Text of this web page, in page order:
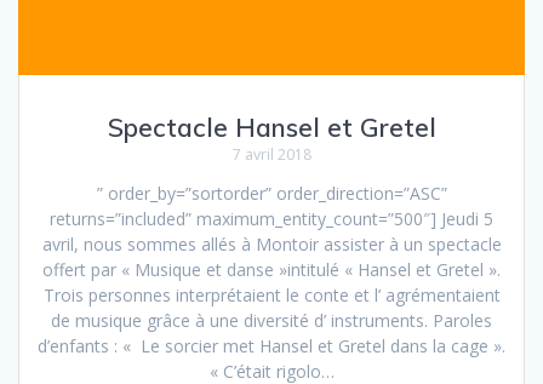
Spectacle Hansel et Gretel
7 avril 2018
” order_by=”sortorder” order_direction=”ASC”
returns=”included” maximum_entity_count=”500″] Jeudi 5
avril, nous sommes allés à Montoir assister à un spectacle
offert par « Musique et danse »intitulé « Hansel et Gretel ».
Trois personnes interprétaient le conte et l’ agrémentaient
de musique grâce à une diversité d’ instruments. Paroles
d’enfants : « Le sorcier met Hansel et Gretel dans la cage ».
« C’était rigolo…